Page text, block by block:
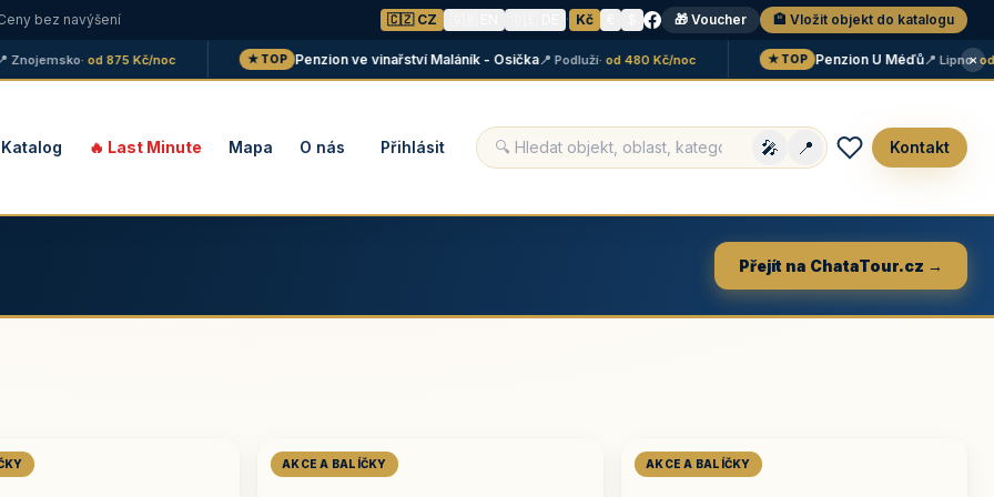
bez navýšení 🇨🇿 CZ · Kč 🎁 Voucher 🏨 Vložit objekt do katalogu
· od 875 Kč/noc ★ TOP Penzion ve vinařství Maláník - Osička📍 Podluží· od 480 Kč/noc ★ TOP Penzion U Méďů📍 Lipno· od×
Katalog 🔥 Last Minute Mapa O nás Přihlásit 🎤 📍 Kontakt
Přejít na ChataTour.cz →
AKCE A BALÍČKY AKCE A BALÍČKY